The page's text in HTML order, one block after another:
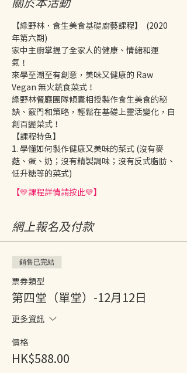
【綠野林．食生美食基礎廚藝課程】  (2020
年第六期)
家中主廚掌握了全家人的健康、情緒和運
氣！
來學至潮至有創意，美味又健康的 Raw
Vegan 無火蔬食菜式！
綠野林餐廳團隊傾囊相授製作食生美食的秘
訣、竅門和策略，輕鬆在基礎上靈活變化，自
創百變菜式！
【課程特色】
1. 學懂如何製作健康又美味的菜式 (沒有麥
麩、蛋、奶；沒有精製調味；沒有反式脂肪、
低升糖等的菜式)
【💛課程詳情請按此💛】
網上報名及付款
銷售已完結
票券類型
第四堂（單堂）-12月12日
更多資訊
價格
HK$588.00